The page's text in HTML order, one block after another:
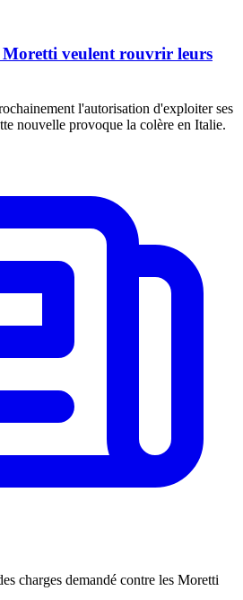
veulent rouvrir leurs
l'autorisation d'exploiter ses
nouvelle provoque la colère en Italie.